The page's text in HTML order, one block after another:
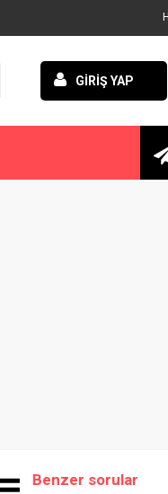
GİRİŞ YAP
Benzer sorular